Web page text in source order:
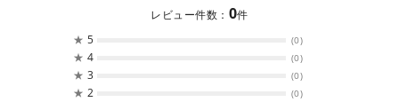
レビュー件数： 0件
★ 5 (0)
★ 4 (0)
★ 3 (0)
★ 2 (0)